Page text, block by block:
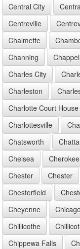
Central City
Centreville
Chalmette
Channing
Charles City
Charleston
Charlotte Court House
Charlottesville
Chatsworth
Chelsea
Cherokee
Chester
Chester
Chesterfield
Cheyenne
Chicago
Chillicothe
Chippewa Falls